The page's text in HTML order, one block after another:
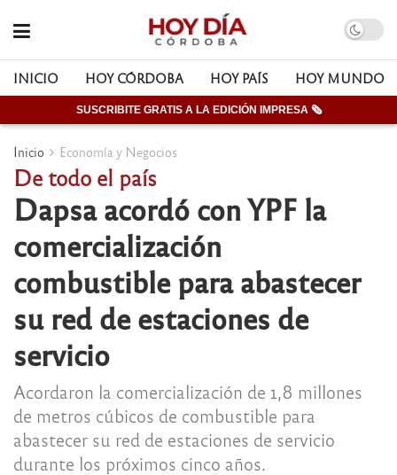
INICIO HOY CÓRDOBA HOY PAÍS HOY MUNDO
SUSCRIBITE GRATIS A LA EDICIÓN IMPRESA 🗞
Inicio Economía y Negocios
De todo el país
Dapsa acordó con YPF la
comercialización
combustible para abastecer
su red de estaciones de
servicio
Acordaron la comercialización de 1,8 millones
de metros cúbicos de combustible para
abastecer su red de estaciones de servicio
durante los próximos cinco años.